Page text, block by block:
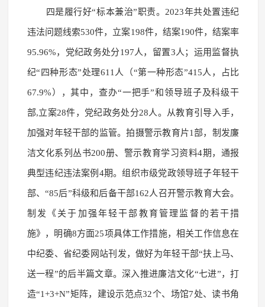
四是履行好“标本兼治”职责。2023年共处置违纪
违法问题线索530件，立案198件，结案190件，结案率
95.96%，党纪政务处分197人，留置3人；运用监督执
纪“四种形态”处理611人（“第一种形态”415人，占比
67.9%），其中，查办“一把手”和领导班子及科级干
部,立案28件，党纪政务处分28人。从教育引导入手，
加强对年轻干部的监管。拍摄警示教育片1部，制发廉
洁文化系列丛书200册、警示教育学习资料4期，通报
典型违纪违法案例4期。组织市级党政领导班子年轻干
部、“85后”科级和后备干部162人召开警示教育大会。
制发《关于加强年轻干部教育管理监督的若干措
施》，明确8方面25项具体工作措施，相关工作信息在
中纪委、省纪委网站刊发，做好为年轻干部“扶上马、
送一程”的后半篇文章。深入推进廉洁文化“七进”，打
造“1+3+N”矩阵，建设示范点32个、场馆7处、读书角